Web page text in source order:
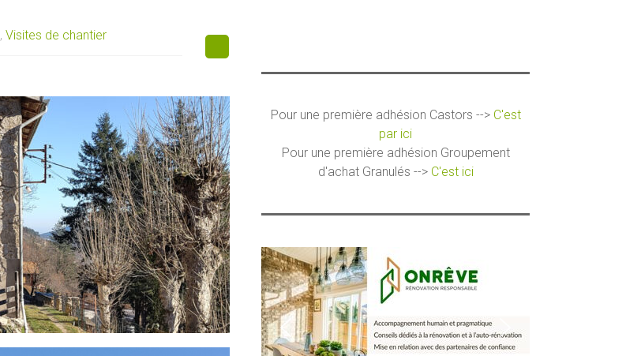
, Visites de chantier
Pour une première adhésion Castors --> C'est
par ici
Pour une première adhésion Groupement
d'achat Granulés --> C'est ici